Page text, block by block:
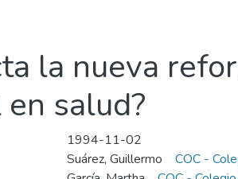
la nueva
salud?
1994-11-02
Suárez, Guillermo
COC -